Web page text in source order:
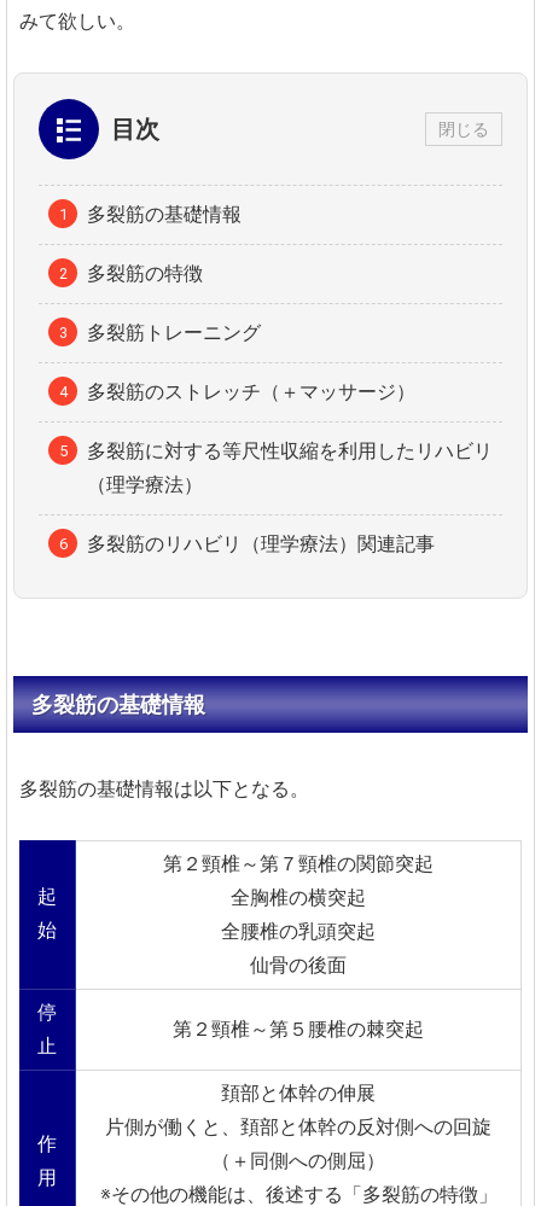
みて欲しい。
目次 閉じる
多裂筋の基礎情報
多裂筋の特徴
多裂筋トレーニング
多裂筋のストレッチ（＋マッサージ）
多裂筋に対する等尺性収縮を利用したリハビリ
（理学療法）
多裂筋のリハビリ（理学療法）関連記事
多裂筋の基礎情報
多裂筋の基礎情報は以下となる。
起
始
第２頸椎～第７頸椎の関節突起
全胸椎の横突起
全腰椎の乳頭突起
仙骨の後面
停
止
第２頸椎～第５腰椎の棘突起
作
用
頚部と体幹の伸展
片側が働くと、頚部と体幹の反対側への回旋
（＋同側への側屈）
※その他の機能は、後述する「多裂筋の特徴」